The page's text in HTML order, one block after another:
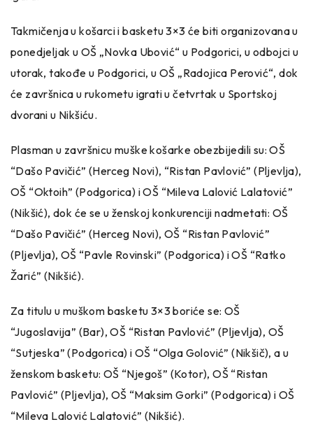
Takmičenja u košarci i basketu 3×3 će biti organizovana u
ponedjeljak u OŠ „Novka Ubović“ u Podgorici, u odbojci u
utorak, takođe u Podgorici, u OŠ „Radojica Perović“, dok
će završnica u rukometu igrati u četvrtak u Sportskoj
dvorani u Nikšiću.
Plasman u završnicu muške košarke obezbijedili su: OŠ
“Dašo Pavičić” (Herceg Novi), “Ristan Pavlović” (Pljevlja),
OŠ “Oktoih” (Podgorica) i OŠ “Mileva Lalović Lalatović”
(Nikšić), dok će se u ženskoj konkurenciji nadmetati: OŠ
“Dašo Pavičić” (Herceg Novi), OŠ “Ristan Pavlović”
(Pljevlja), OŠ “Pavle Rovinski” (Podgorica) i OŠ “Ratko
Žarić” (Nikšić).
Za titulu u muškom basketu 3×3 boriće se: OŠ
“Jugoslavija” (Bar), OŠ “Ristan Pavlović” (Pljevlja), OŠ
“Sutjeska” (Podgorica) i OŠ “Olga Golović” (Nikšič), a u
ženskom basketu: OŠ “Njegoš” (Kotor), OŠ “Ristan
Pavlović” (Pljevlja), OŠ “Maksim Gorki” (Podgorica) i OŠ
“Mileva Lalović Lalatović” (Nikšić).